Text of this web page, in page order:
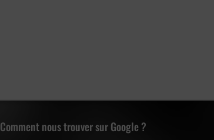
Comment nous trouver sur Google ?